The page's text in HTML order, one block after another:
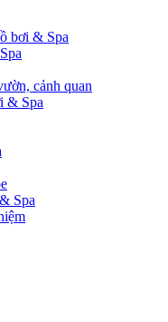
bơi & Spa
cảnh quan
& Spa
Spa